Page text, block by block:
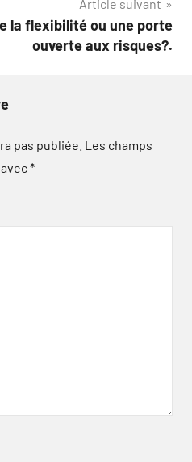
Article suivant
la flexibilité ou une porte
ouverte aux risques?.
pas publiée. Les champs
*